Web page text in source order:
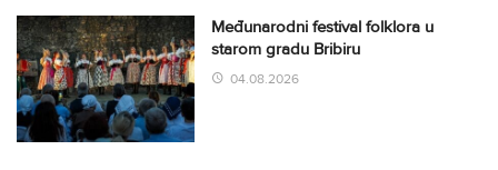
Međunarodni festival folklora u
starom gradu Bribiru
04.08.2026